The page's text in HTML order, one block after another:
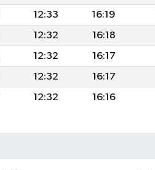
12:33 16:19
12:32 16:18
12:32 16:17
12:32 16:17
12:32 16:16